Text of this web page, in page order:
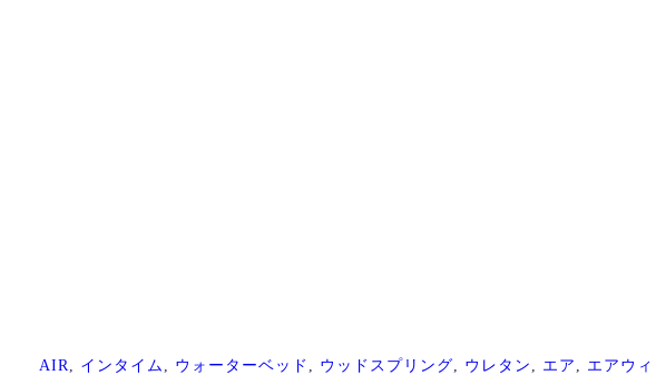
AIR, インタイム , ウォーターベッド , ウッドスプリング, ウレタン , エア , エアウィ